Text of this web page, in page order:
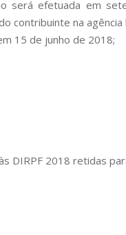
será efetuada em
contribuinte na
15 de junho de 2018;
DIRPF 2018 retidas